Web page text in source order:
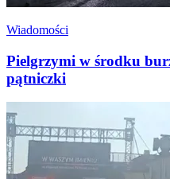
Wiadomości
Pielgrzymi w środku
pątniczki